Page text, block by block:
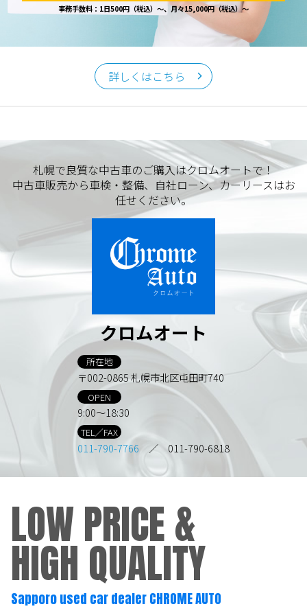
事務手数料：1日500円（税込）～、月々15,000円（税込）～
詳しくはこちら
札幌で良質な中古車のご購入はクロムオートで！
中古車販売から車検・整備、自社ローン、カーリースはお
任せください。
クロムオート
所在地
〒002-0865 札幌市北区屯田町740
OPEN
9:00～18:30
TEL／FAX
011-790-7766 ／ 011-790-6818
LOW PRICE &
HIGH QUALITY
Sapporo used car dealer CHROME AUTO